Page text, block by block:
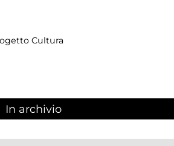
Cultura
In archivio